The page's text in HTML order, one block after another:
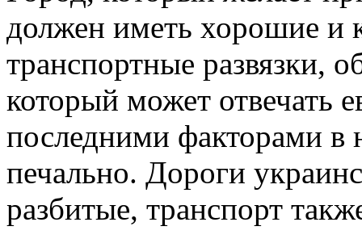
должен иметь хорошие и
транспортные развязки,
который может отвечать
последними факторами в
печально. Дороги
разбитые, транспорт